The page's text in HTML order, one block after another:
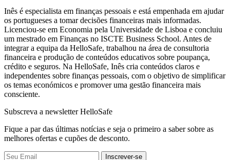
Inês é especialista em finanças pessoais e está empenhada em ajudar
os portugueses a tomar decisões financeiras mais informadas.
Licenciou-se em Economia pela Universidade de Lisboa e concluiu
um mestrado em Finanças no ISCTE Business School. Antes de
integrar a equipa da HelloSafe, trabalhou na área de consultoria
financeira e produção de conteúdos educativos sobre poupança,
crédito e seguros. Na HelloSafe, Inês cria conteúdos claros e
independentes sobre finanças pessoais, com o objetivo de simplificar
os temas económicos e promover uma gestão financeira mais
consciente.
Subscreva a newsletter HelloSafe
Fique a par das últimas notícias e seja o primeiro a saber sobre as
melhores ofertas e cupões de desconto.
Inscrever-se